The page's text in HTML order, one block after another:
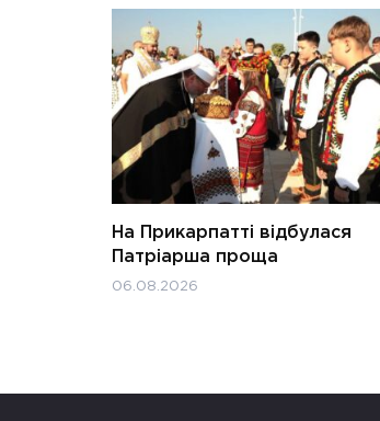
На Прикарпатті відбулася
Патріарша проща
06.08.2026